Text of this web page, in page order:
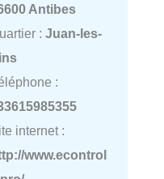
Antibes
: Juan-les-
:
internet :
www.econtrol